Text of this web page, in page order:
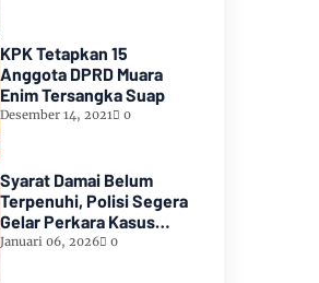
KPK Tetapkan 15
Anggota DPRD Muara
Enim Tersangka Suap
Desember 14, 2021 0
Syarat Damai Belum
Terpenuhi, Polisi Segera
Gelar Perkara Kasus
Dugaan Perzinaan Inara
Januari 06, 2026 0